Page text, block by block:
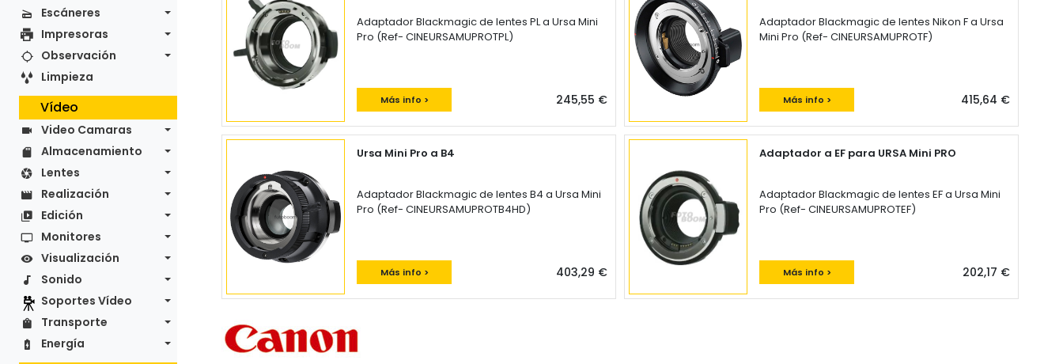
Escáneres
Impresoras
Observación
Limpieza
Vídeo
Video Camaras
Almacenamiento
Lentes
Realización
Edición
Monitores
Visualización
Sonido
Soportes Vídeo
Transporte
Energía
Adaptador Blackmagic de lentes PL a Ursa Mini
Pro (Ref- CINEURSAMUPROTPL)
Más info > 245,55 €
Adaptador Blackmagic de lentes Nikon F a Ursa
Mini Pro (Ref- CINEURSAMUPROTF)
Más info > 415,64 €
Ursa Mini Pro a B4
Adaptador Blackmagic de lentes B4 a Ursa Mini
Pro (Ref- CINEURSAMUPROTB4HD)
Más info > 403,29 €
Adaptador a EF para URSA Mini PRO
Adaptador Blackmagic de lentes EF a Ursa Mini
Pro (Ref- CINEURSAMUPROTEF)
Más info > 202,17 €